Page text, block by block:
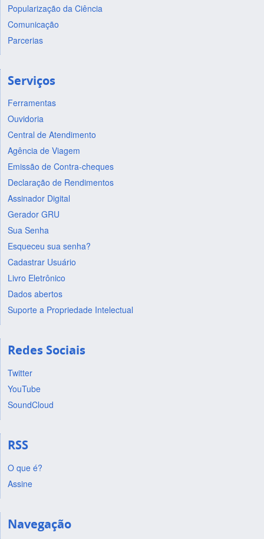
Popularização da Ciência
Comunicação
Parcerias
Serviços
Ferramentas
Ouvidoria
Central de Atendimento
Agência de Viagem
Emissão de Contra-cheques
Declaração de Rendimentos
Assinador Digital
Gerador GRU
Sua Senha
Esqueceu sua senha?
Cadastrar Usuário
Livro Eletrônico
Dados abertos
Suporte a Propriedade Intelectual
Redes Sociais
Twitter
YouTube
SoundCloud
RSS
O que é?
Assine
Navegação